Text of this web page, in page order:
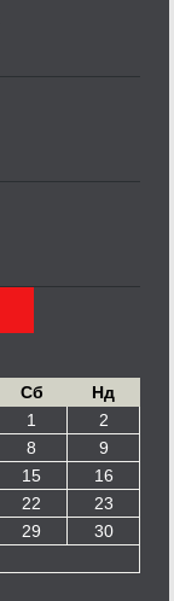
Сб
Нд
1
2
8
9
15
16
22
23
29
30